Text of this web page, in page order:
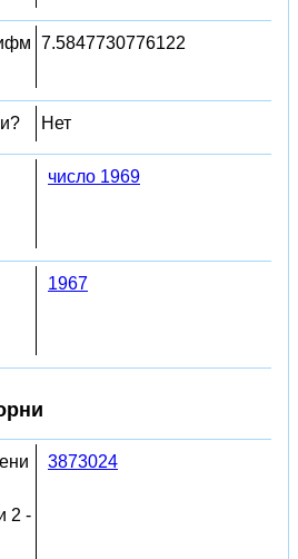
7.5847730776122
Нет
число 1969
1967
2 -
3873024